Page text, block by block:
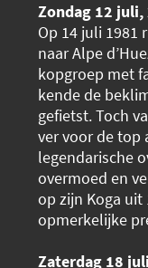
Zondag 12 juli,
Op 14 juli 1981
naar Alpe
kopgroep met
kende de
gefietst. Toch
ver voor de top
legendarische
overmoed en
op zijn Koga
opmerkelijke
Zaterdag 18